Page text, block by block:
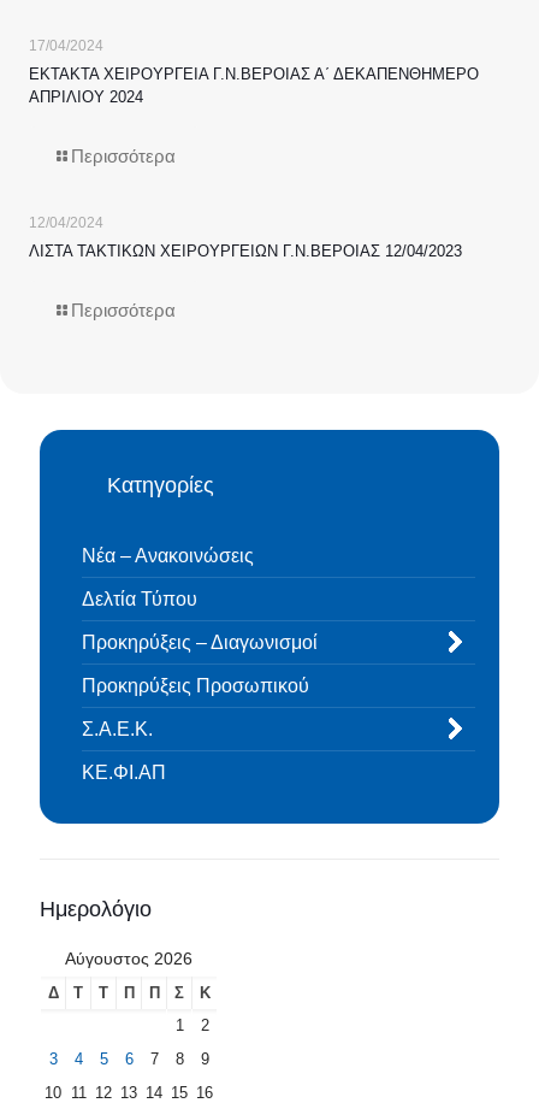
17/04/2024
ΕΚΤΑΚΤΑ ΧΕΙΡΟΥΡΓΕΙΑ Γ.Ν.ΒΕΡΟΙΑΣ Α΄ ΔΕΚΑΠΕΝΘΗΜΕΡΟ
ΑΠΡΙΛΙΟΥ 2024
Περισσότερα
12/04/2024
ΛΙΣΤΑ ΤΑΚΤΙΚΩΝ ΧΕΙΡΟΥΡΓΕΙΩΝ Γ.Ν.ΒΕΡΟΙΑΣ 12/04/2023
Περισσότερα
Κατηγορίες
Νέα – Ανακοινώσεις
Δελτία Τύπου
Προκηρύξεις – Διαγωνισμοί
Προκηρύξεις Προσωπικού
Σ.Α.Ε.Κ.
ΚΕ.ΦΙ.ΑΠ
Ημερολόγιο
Αύγουστος 2026
Δ Τ Τ Π Π Σ
Κ
1
2
3
4 5 6 7 8
9
10 11 12 13 14 15 16